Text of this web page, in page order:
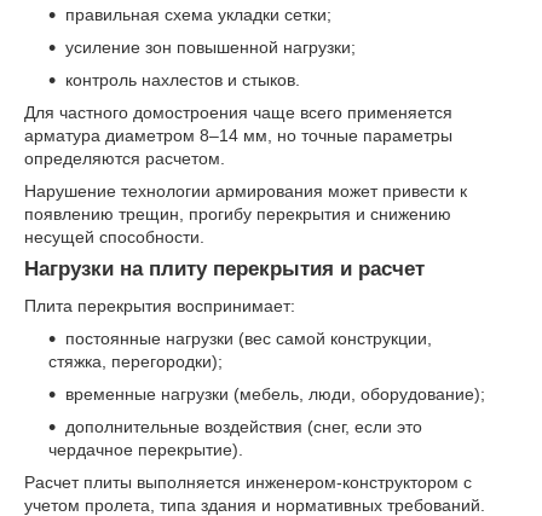
правильная схема укладки сетки;
усиление зон повышенной нагрузки;
контроль нахлестов и стыков.
Для частного домостроения чаще всего применяется
арматура диаметром 8–14 мм, но точные параметры
определяются расчетом.
Нарушение технологии армирования может привести к
появлению трещин, прогибу перекрытия и снижению
несущей способности.
Нагрузки на плиту перекрытия и расчет
Плита перекрытия воспринимает:
постоянные нагрузки (вес самой конструкции,
стяжка, перегородки);
временные нагрузки (мебель, люди, оборудование);
дополнительные воздействия (снег, если это
чердачное перекрытие).
Расчет плиты выполняется инженером-конструктором с
учетом пролета, типа здания и нормативных требований.